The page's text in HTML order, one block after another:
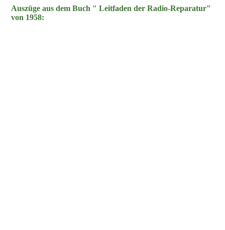
Auszüge aus dem Buch " Leitfaden der Radio-Reparatur"
von 1958: